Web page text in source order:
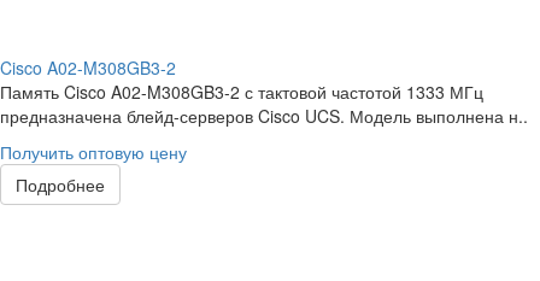
Cisco A02-M308GB3-2
Память Cisco A02-M308GB3-2 с тактовой частотой 1333 МГц
предназначена блейд-серверов Cisco UCS. Модель выполнена н..
Получить оптовую цену
Подробнее